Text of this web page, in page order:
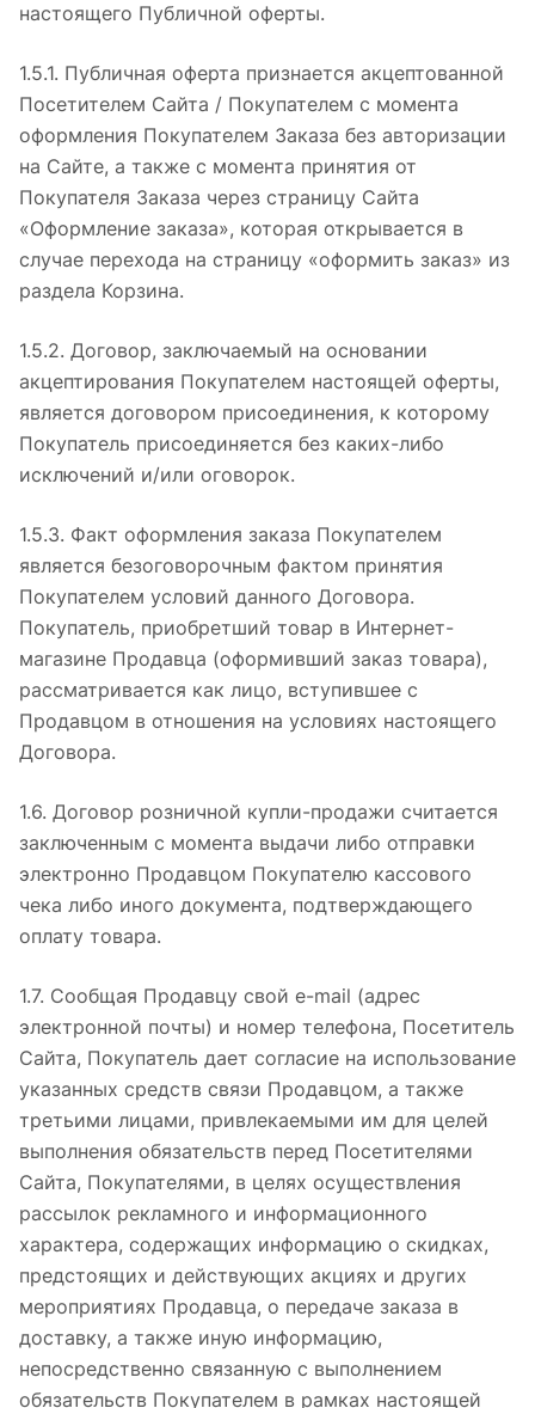
настоящего Публичной оферты.
1.5.1. Публичная оферта признается акцептованной
Посетителем Сайта / Покупателем с момента
оформления Покупателем Заказа без авторизации
на Сайте, а также с момента принятия от
Покупателя Заказа через страницу Сайта
«Оформление заказа», которая открывается в
случае перехода на страницу «оформить заказ» из
раздела Корзина.
1.5.2. Договор, заключаемый на основании
акцептирования Покупателем настоящей оферты,
является договором присоединения, к которому
Покупатель присоединяется без каких-либо
исключений и/или оговорок.
1.5.3. Факт оформления заказа Покупателем
является безоговорочным фактом принятия
Покупателем условий данного Договора.
Покупатель, приобретший товар в Интернет-
магазине Продавца (оформивший заказ товара),
рассматривается как лицо, вступившее с
Продавцом в отношения на условиях настоящего
Договора.
1.6. Договор розничной купли-продажи считается
заключенным с момента выдачи либо отправки
электронно Продавцом Покупателю кассового
чека либо иного документа, подтверждающего
оплату товара.
1.7. Сообщая Продавцу свой e-mail (адрес
электронной почты) и номер телефона, Посетитель
Сайта, Покупатель дает согласие на использование
указанных средств связи Продавцом, а также
третьими лицами, привлекаемыми им для целей
выполнения обязательств перед Посетителями
Сайта, Покупателями, в целях осуществления
рассылок рекламного и информационного
характера, содержащих информацию о скидках,
предстоящих и действующих акциях и других
мероприятиях Продавца, о передаче заказа в
доставку, а также иную информацию,
непосредственно связанную с выполнением
обязательств Покупателем в рамках настоящей